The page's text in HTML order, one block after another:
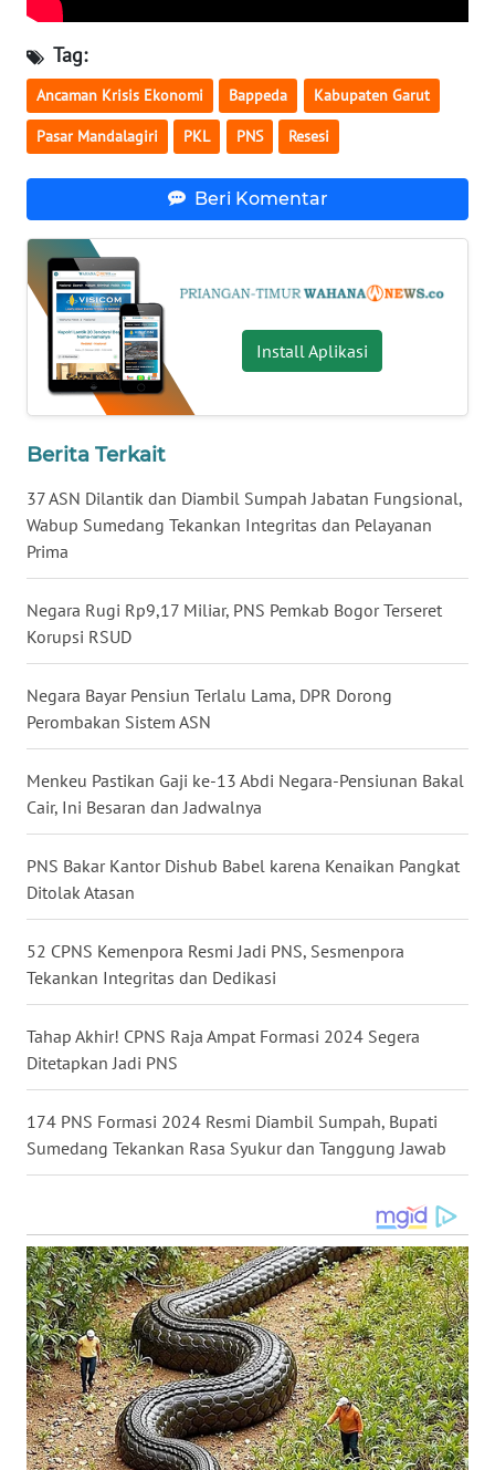
Tag:
Ancaman Krisis Ekonomi Bappeda Kabupaten Garut
Pasar Mandalagiri PKL PNS Resesi
Beri Komentar
Install Aplikasi
Berita Terkait
37 ASN Dilantik dan Diambil Sumpah Jabatan Fungsional,
Wabup Sumedang Tekankan Integritas dan Pelayanan
Prima
Negara Rugi Rp9,17 Miliar, PNS Pemkab Bogor Terseret
Korupsi RSUD
Negara Bayar Pensiun Terlalu Lama, DPR Dorong
Perombakan Sistem ASN
Menkeu Pastikan Gaji ke-13 Abdi Negara-Pensiunan Bakal
Cair, Ini Besaran dan Jadwalnya
PNS Bakar Kantor Dishub Babel karena Kenaikan Pangkat
Ditolak Atasan
52 CPNS Kemenpora Resmi Jadi PNS, Sesmenpora
Tekankan Integritas dan Dedikasi
Tahap Akhir! CPNS Raja Ampat Formasi 2024 Segera
Ditetapkan Jadi PNS
174 PNS Formasi 2024 Resmi Diambil Sumpah, Bupati
Sumedang Tekankan Rasa Syukur dan Tanggung Jawab
WN
LAMPUNG
WN
WN
NUSANTARA
WN
JOGJA
WN
JATIM
WN
BALI
WN
KALBAR
WN
KALTENG
WN
KALTARA
WN
WN
SULUT
WN
MALUKU
WN
MALUT
WN
DAIRI